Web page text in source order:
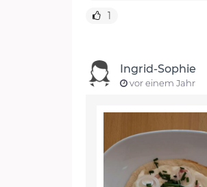
1
Ingrid-Sophie
vor einem Jahr